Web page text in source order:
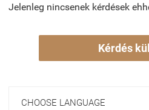
Jelenleg nincsenek kérdések
Kérdés
CHOOSE LANGUAGE